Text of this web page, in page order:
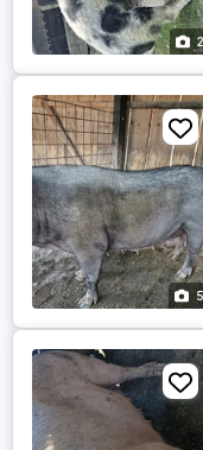
2
5